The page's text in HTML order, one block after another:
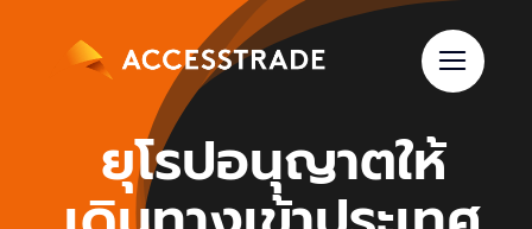
ยุโรปอนุญาตให้